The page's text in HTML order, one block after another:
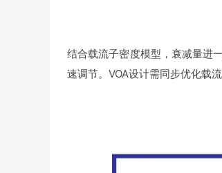
结合载流子密度模型，衰减量进
速调节。VOA设计需同步优化载